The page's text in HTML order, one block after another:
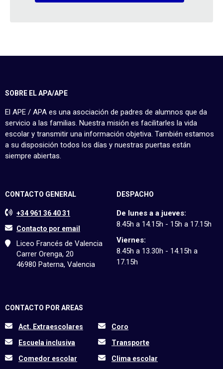
SOBRE EL APA/APE
El APE / APA es una asociación de padres de alumnos que da
servicio a las familias. Nuestra misión es facilitarles la vida
escolar y transmitir una información objetiva. También estamos
a su disposición todos los días y nuestras puertas están
siempre abiertas.
CONTACTO GENERAL
+34 961 36 40 31
Contacto por email
Liceo Francés de Valencia
Carrer Orenga, 20
46980 Paterna, Valencia
DESPACHO
De lunes a a jueves:
8.45h a 14.15h - 15h a 17.15h
Viernes:
8.45h a 13.30h - 14.15h a
17.15h
CONTACTO POR AREAS
Act. Extraescolares
Coro
Escuela inclusiva
Transporte
Comedor escolar
Clima escolar